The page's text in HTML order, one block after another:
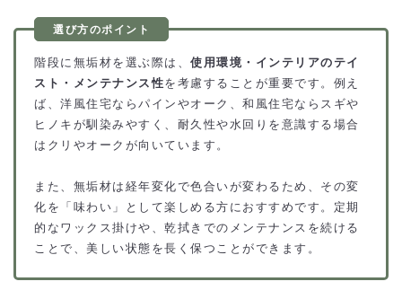
階段に無垢材を選ぶ際は、 使用環境・インテリアのテイ
スト・メンテナンス性を考慮することが重要です。例え
ば、洋風住宅ならパインやオーク、和風住宅ならスギや
ヒノキが馴染みやすく、耐久性や水回りを意識する場合
はクリやオークが向いています。
また、無垢材は経年変化で色合いが変わるため、その変
化を「味わい」として楽しめる方におすすめです。定期
的なワックス掛けや、乾拭きでのメンテナンスを続ける
ことで、美しい状態を長く保つことができます。